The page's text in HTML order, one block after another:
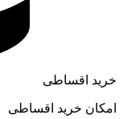
خرید اقساطی
امکان خرید اقساطی